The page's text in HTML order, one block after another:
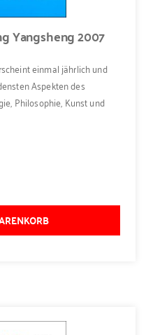
Yangsheng 2007
einmal jährlich und
Aspekten des
Philosophie, Kunst und